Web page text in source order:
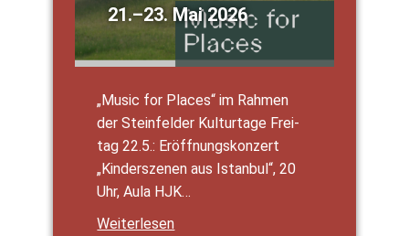
21.–23. Mai 2026
„Music for Places“ im Rah­men
der Stein­fel­der Kul­tur­ta­ge Frei­
tag 22.5.: Eröff­nungs­kon­zert
„Kin­der­sze­nen aus Istan­bul“, 20
Uhr, Aula HJK…
Wei­ter­le­sen